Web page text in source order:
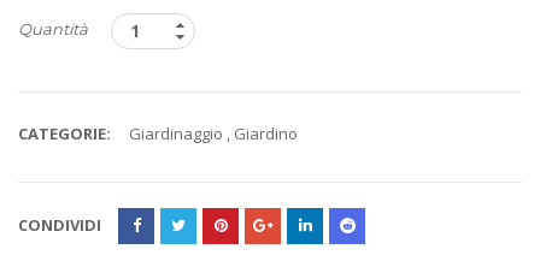
Quantità
CATEGORIE: Giardinaggio , Giardino
CONDIVIDI